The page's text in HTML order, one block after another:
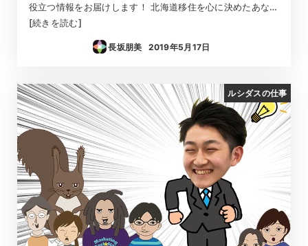
役立つ情報をお届けします！ 北海道移住を心に決めたあな…
[続きを読む]
長坂朋美
投稿日
2019年5月17日
ルシダスの仕事